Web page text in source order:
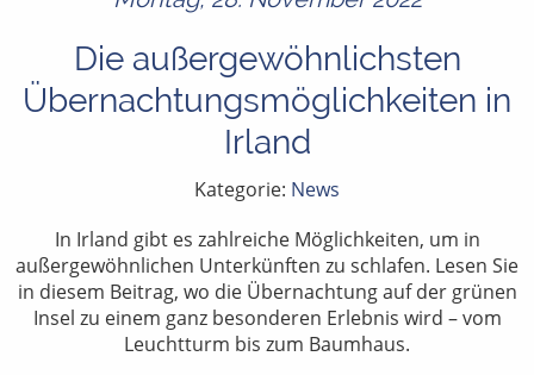
Die außergewöhnlichsten
Übernachtungsmöglichkeiten in
Irland
Kategorie: News
In Irland gibt es zahlreiche Möglichkeiten, um in
außergewöhnlichen Unterkünften zu schlafen. Lesen Sie
in diesem Beitrag, wo die Übernachtung auf der grünen
Insel zu einem ganz besonderen Erlebnis wird – vom
Leuchtturm bis zum Baumhaus.